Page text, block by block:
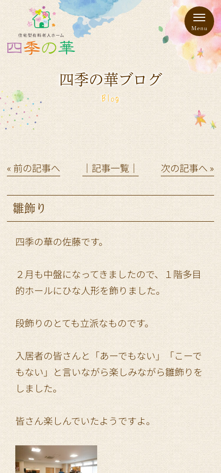
四季の華ブログ
Blog
« 前の記事へ │記事一覧│ 次の記事へ »
雛飾り
四季の華の佐藤です。
２月も中盤になってきましたので、１階多目
的ホールにひな人形を飾りました。
段飾りのとても立派なものです。
入居者の皆さんと「あーでもない」「こーで
もない」と言いながら楽しみながら雛飾りを
しました。
皆さん楽しんでいたようですよ。